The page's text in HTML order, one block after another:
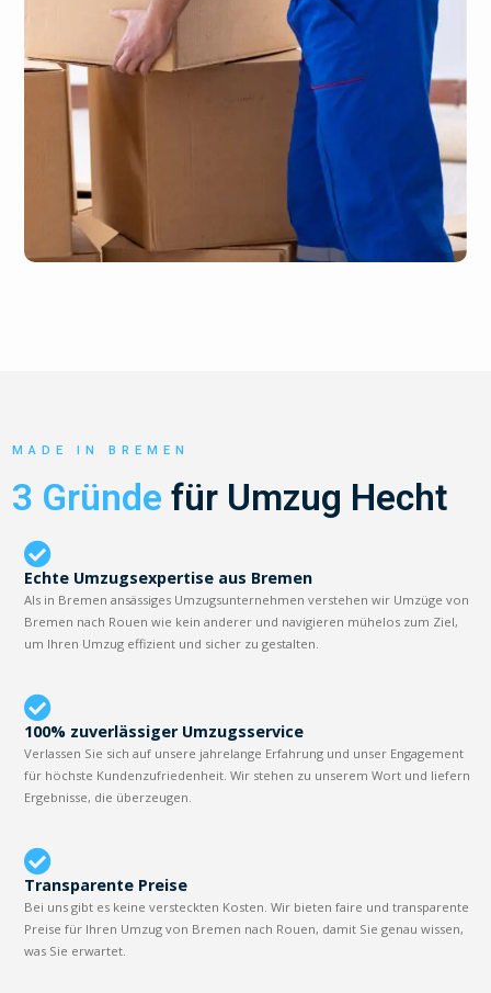
MADE IN BREMEN
3 Gründe für Umzug Hecht
Echte Umzugsexpertise aus Bremen
Als in Bremen ansässiges Umzugsunternehmen verstehen wir Umzüge von
Bremen nach Rouen wie kein anderer und navigieren mühelos zum Ziel,
um Ihren Umzug effizient und sicher zu gestalten.
100% zuverlässiger Umzugsservice
Verlassen Sie sich auf unsere jahrelange Erfahrung und unser Engagement
für höchste Kundenzufriedenheit. Wir stehen zu unserem Wort und liefern
Ergebnisse, die überzeugen.
Transparente Preise
Bei uns gibt es keine versteckten Kosten. Wir bieten faire und transparente
Preise für Ihren Umzug von Bremen nach Rouen, damit Sie genau wissen,
was Sie erwartet.